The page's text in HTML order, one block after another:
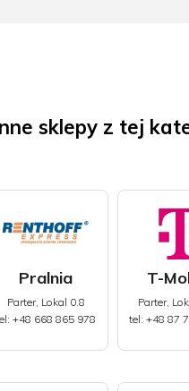
sklepy z tej
Pralnia
Parter, Lokal 0.8
+48 668 865 978
T-
Parter,
tel: +48 87